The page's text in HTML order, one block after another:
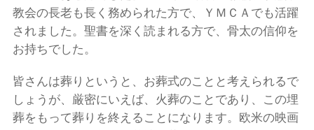
教会の長老も長く務められた方で、ＹＭＣＡでも活躍
されました。聖書を深く読まれる方で、骨太の信仰を
お持ちでした。
皆さんは葬りというと、お葬式のことと考えられるで
しょうが、厳密にいえば、火葬のことであり、この埋
葬をもって葬りを終えることになります。欧米の映画